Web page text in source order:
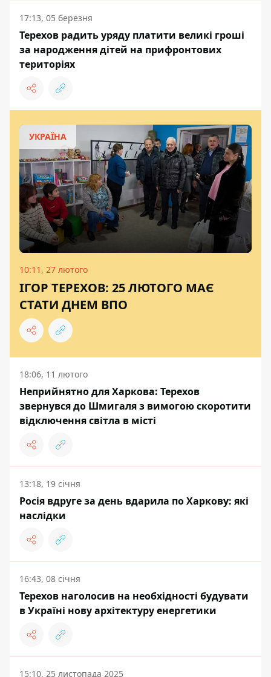
17:13, 05 березня
Терехов радить уряду платити великі гроші
за народження дітей на прифронтових
територіях
УКРАЇНА
10:11, 27 лютого
ІГОР ТЕРЕХОВ: 25 ЛЮТОГО МАЄ
СТАТИ ДНЕМ ВПО
18:06, 11 лютого
Неприйнятно для Харкова: Терехов
звернувся до Шмигаля з вимогою скоротити
відключення світла в місті
13:18, 19 січня
Росія вдруге за день вдарила по Харкову: які
наслідки
16:43, 08 січня
Терехов наголосив на необхідності будувати
в Україні нову архітектуру енергетики
15:10, 25 листопада 2025